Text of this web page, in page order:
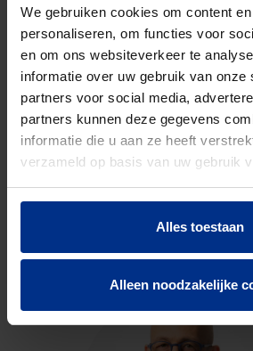
We gebruiken cookies om content
personaliseren, om functies voor
en om ons websiteverkeer te
informatie over uw gebruik van onze
partners voor social media,
partners kunnen deze gegevens
informatie die u aan ze heeft
verzameld op basis van uw gebruik
Alles toestaan
Alleen noodzakelijke
DOWNLOADS
Neem contact op met onze
informatie.